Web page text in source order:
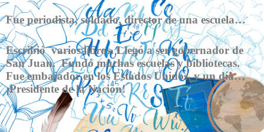
Fue periodista, soldado, director de una escuela…
Escribió varios libros. Llegó a ser gobernador de
San Juan. Fundó muchas escuelas y bibliotecas.
Fue embajador en los Estados Unidos, y un día…
¡Presidente de la Nación!